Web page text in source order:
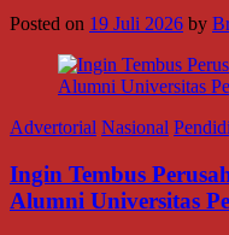
Posted on 19 Juli 2026 by
Advertorial Nasional
Ingin Tembus
Alumni Universitas